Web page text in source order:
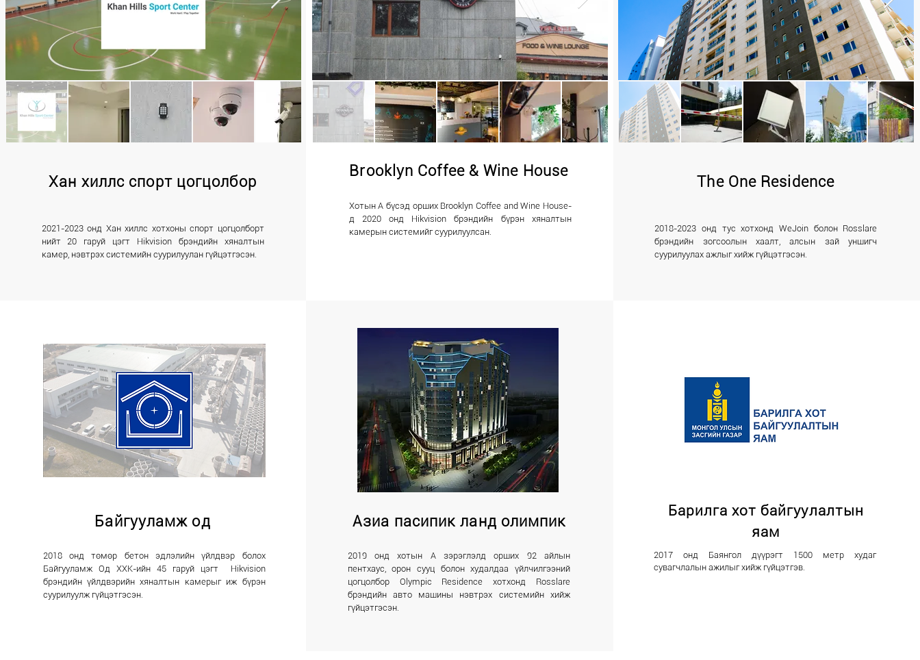
Хан хиллс спорт цогцолбор
2021-2023 онд Хан хиллс хотхоны спорт цогцолборт
нийт 20 гаруй цэгт Hikvision брэндийн хяналтын
камер, нэвтрэх системийн суурилуулан гүйцэтгэсэн.
Brooklyn Coffee & Wine House
Хотын А бүсэд орших Brooklyn Coffee and Wine House-
д 2020 онд Hikvision брэндийн бүрэн хяналтын
камерын системийг суурилуулсан.
The One Residence
2018-2023 онд тус хотхонд WeJoin болон Rosslare
брэндийн зогсоолын хаалт, алсын зай уншигч
суурилуулах ажлыг хийж гүйцэтгэсэн.
Байгууламж од
​2018 онд төмөр бетон эдлэлийн үйлдвэр болох
Байгууламж Од ХХК-ийн 45 гаруй цэгт Hikvision
брэндийн үйлдвэрийн хяналтын камерыг иж бүрэн
суурилуулж гүйцэтгэсэн.
Азиа пасипик ланд олимпик
2019 онд хотын А зэрэглэлд орших 92 айлын
пентхаус, орон сууц болон худалдаа үйлчилгээний
цогцолбор Olympic Residence хотхонд Rosslare
брэндийн авто машины нэвтрэх системийн хийж
гүйцэтгэсэн.
Барилга хот байгуулалтын
яам
2017 онд Баянгол дүүрэгт 1500 метр худаг
сувагчлалын ажилыг хийж гүйцэтгэв.